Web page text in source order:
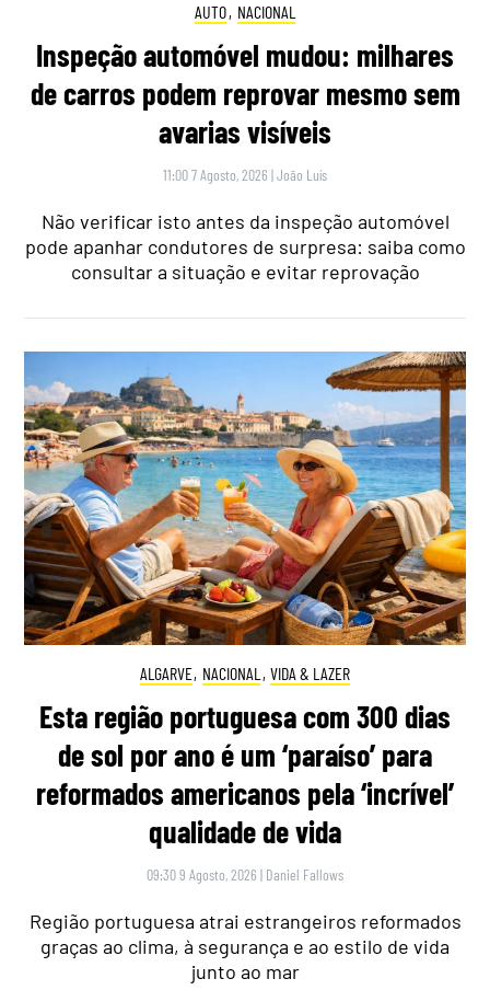
AUTO, NACIONAL
Inspeção automóvel mudou: milhares
de carros podem reprovar mesmo sem
avarias visíveis
11:00 7 Agosto, 2026 |João Luís
Não verificar isto antes da inspeção automóvel
pode apanhar condutores de surpresa: saiba como
consultar a situação e evitar reprovação
ALGARVE, NACIONAL , VIDA & LAZER
Esta região portuguesa com 300 dias
de sol por ano é um ‘paraíso’ para
reformados americanos pela ‘incrível’
qualidade de vida
09:30 9 Agosto, 2026 | Daniel Fallows
Região portuguesa atrai estrangeiros reformados
graças ao clima, à segurança e ao estilo de vida
junto ao mar